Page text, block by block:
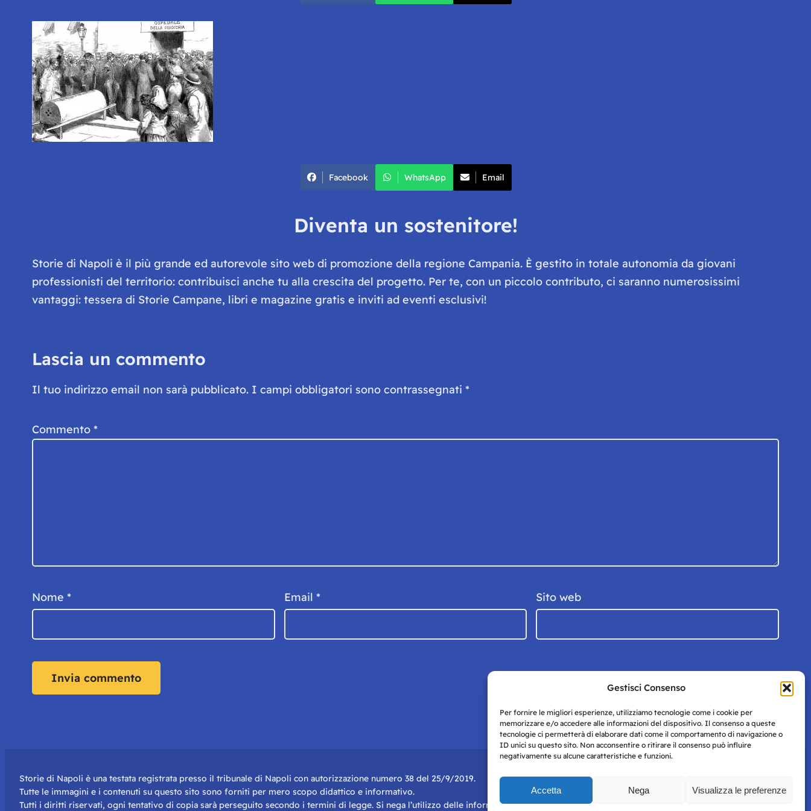
Gestisci Consenso
Per fornire le migliori esperienze, utilizziamo tecnologie come i cookie per
memorizzare e/o accedere alle informazioni del dispositivo. Il consenso a queste
tecnologie ci permetterà di elaborare dati come il comportamento di navigazione o
ID unici su questo sito. Non acconsentire o ritirare il consenso può influire
negativamente su alcune caratteristiche e funzioni.
Accetta Nega Visualizza le preferenze
Facebook WhatsApp Email
Diventa un sostenitore!
Storie di Napoli è il più grande ed autorevole sito web di promozione della regione Campania. È gestito in totale autonomia da giovani
professionisti del territorio: contribuisci anche tu alla crescita del progetto. Per te, con un piccolo contributo, ci saranno numerosissimi
vantaggi: tessera di Storie Campane, libri e magazine gratis e inviti ad eventi esclusivi!
Lascia un commento
Il tuo indirizzo email non sarà pubblicato. I campi obbligatori sono contrassegnati *
Commento *
Nome * Email * Sito web
Storie di Napoli è una testata registrata presso il tribunale di Napoli con autorizzazione numero 38 del 25/9/2019.
Tutte le immagini e i contenuti su questo sito sono forniti per mero scopo didattico e informativo.
Tutti i diritti riservati, ogni tentativo di copia sarà perseguito secondo i termini di legge. Si nega l’utilizzo delle informazioni in questo Policy